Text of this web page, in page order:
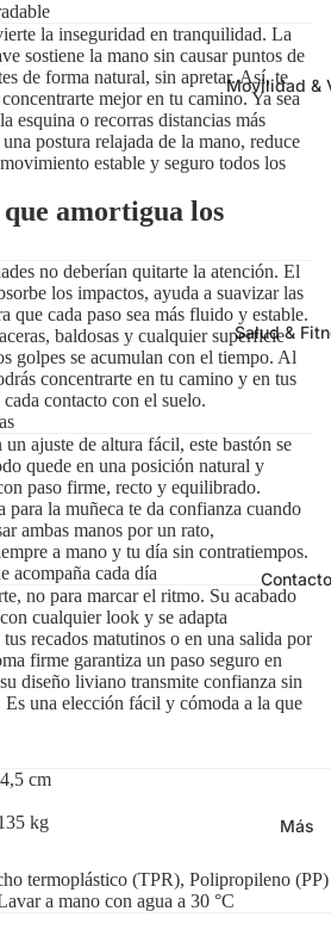
Movilidad &
Salud &
Contacto
Más
la inseguridad en tranquilidad. La
sostiene la mano sin causar puntos de
de forma natural, sin apretar. Así, te
mejor en tu camino. Ya sea
esquina o recorras distancias más
postura relajada de la mano, reduce
estable y seguro todos los
amortigua los
no deberían quitarte la atención. El
los impactos, ayuda a suavizar las
que cada paso sea más fluido y estable.
baldosas y cualquier superficie
golpes se acumulan con el tiempo. Al
concentrarte en tu camino y en tus
contacto con el suelo.
ajuste de altura fácil, este bastón se
quede en una posición natural y
paso firme, recto y equilibrado.
para la muñeca te da confianza cuando
ambas manos por un rato,
a mano y tu día sin contratiempos.
acompaña cada día
no para marcar el ritmo. Su acabado
cualquier look y se adapta
recados matutinos o en una salida por
firme garantiza un paso seguro en
diseño liviano transmite confianza sin
una elección fácil y cómoda a la que
cm
kg
termoplástico (TPR), Polipropileno (PP)
a mano con agua a 30 °C